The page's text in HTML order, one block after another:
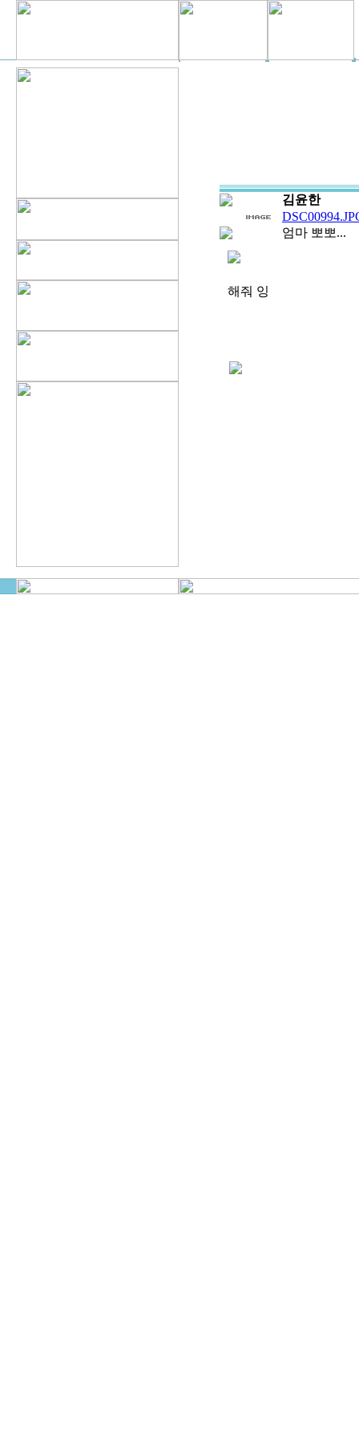
김윤한
엄마 뽀뽀...
해줘 잉